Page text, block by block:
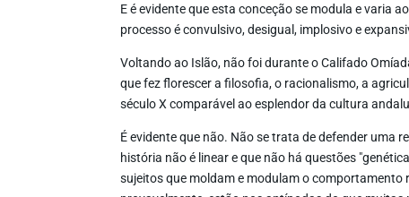
E é evidente que esta conceção se modula e varia
processo é convulsivo, desigual, implosivo e
Voltando ao Islão, não foi durante o Califado
que fez florescer a filosofia, o racionalismo, a
século X comparável ao esplendor da cultura
É evidente que não. Não se trata de defender uma
história não é linear e que não há questões
sujeitos que moldam e modulam o